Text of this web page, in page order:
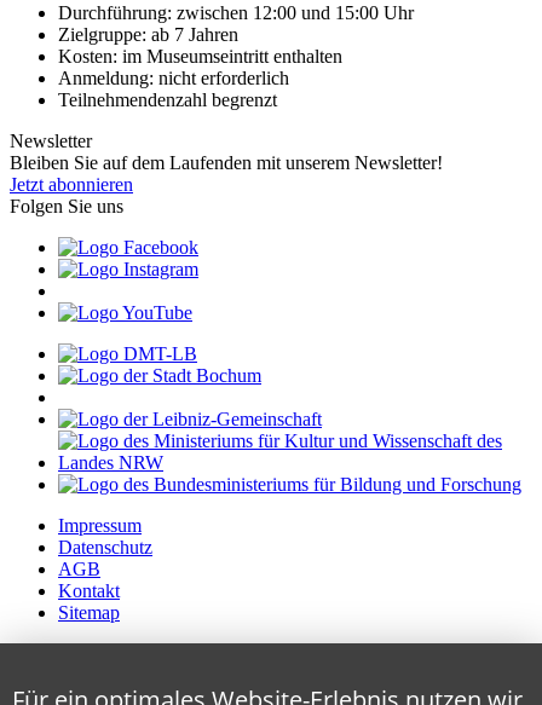
Durchführung: zwischen 12:00 und 15:00 Uhr
Zielgruppe: ab 7 Jahren
Kosten: im Museumseintritt enthalten
Anmeldung: nicht erforderlich
Teilnehmendenzahl begrenzt
Newsletter
Bleiben Sie auf dem Laufenden mit unserem Newsletter!
Jetzt abonnieren
Folgen Sie uns
Impressum
Datenschutz
AGB
Kontakt
Sitemap